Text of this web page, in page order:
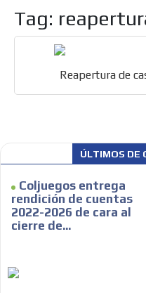
Tag:
Reapertura de
ÚLTIMOS DE
Coljuegos entrega
rendición de cuentas
2022-2026 de cara al
cierre de...